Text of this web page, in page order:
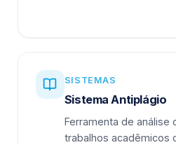
SISTEMAS
Sistema Antiplágio
Ferramenta de análise
trabalhos acadêmicos